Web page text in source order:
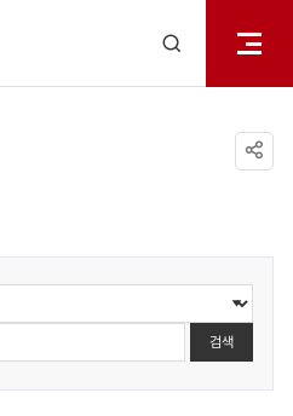
열기
검색